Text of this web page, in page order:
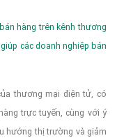
hàng trên kênh thương
các doanh nghiệp bán
thương mại điện tử, có
trực tuyến, cùng với ý
hướng thị trường và giảm